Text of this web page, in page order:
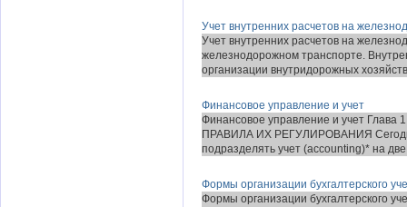
Учет внутренних расчетов на
Учет внутренних расчетов на
железнодорожном транспорте.
организации внутридорожных
Финансовое управление и учет
Финансовое управление и учет
ПРАВИЛА ИХ РЕГУЛИРОВАНИЯ
подразделять учет (accounting)* на
Формы организации бухгалтерского
Формы организации бухгалтерского